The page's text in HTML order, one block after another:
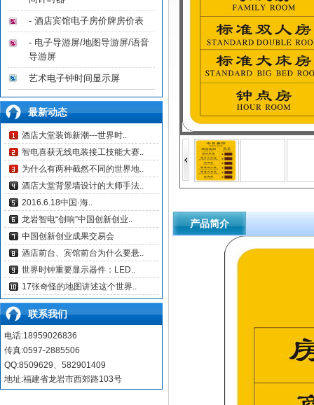
- 酒店宾馆电子房价牌房价表
- 电子导游屏/地图导游屏/语音
导游屏
艺术电子钟时间显示屏
最新动态
酒店大堂装饰新潮---世界时..
智电喜获无线电装接工技能大赛..
为什么有两种截然不同的世界地..
酒店大堂背景墙设计的大师手法..
2016.6.18中国·海..
龙岩智电“创响”中国创新创业..
中国创新创业成果交易会
酒店前台、宾馆前台为什么要悬..
世界时钟重要显示器件：LED..
17张奇怪的地图讲述这个世界..
联系我们
电话:18959026836
传真:0597-2885506
QQ:8509629、582901409
地址:福建省龙岩市西郊路103号
产品简介